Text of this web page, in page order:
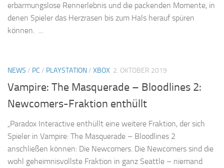
erbarmungslose Rennerlebnis und die packenden Momente, in
denen Spieler das Herzrasen bis zum Hals herauf spüren
können. ...
NEWS / PC / PLAYSTATION/ XBOX 2. OKTOBER 2019
Vampire: The Masquerade – Bloodlines 2:
Newcomers-Fraktion enthüllt
„Paradox Interactive enthüllt eine weitere Fraktion, der sich
Spieler in Vampire: The Masquerade – Bloodlines 2
anschließen können: Die Newcomers. Die Newcomers sind die
wohl geheimnisvollste Fraktion in ganz Seattle – niemand